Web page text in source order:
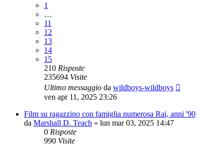
1
…
11
12
13
14
15
210 Risposte
235694 Visite
Ultimo messaggio da wildboys-wildboys
ven apr 11, 2025 23:26
Film su ragazzino con famiglia numerosa Rai, anni '90
da Marshall D. Teach » lun mar 03, 2025 14:47
0 Risposte
990 Visite